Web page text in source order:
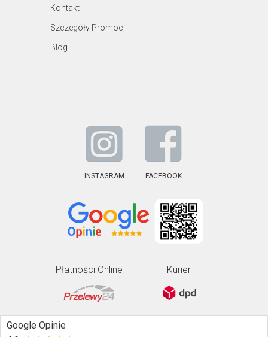
Kontakt
Szczegóły Promocji
Blog
INSTAGRAM FACEBOOK
Płatności Online Kurier
Google Opinie